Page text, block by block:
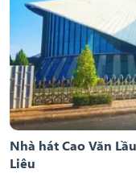
Nhà hát Cao Văn
Liêu